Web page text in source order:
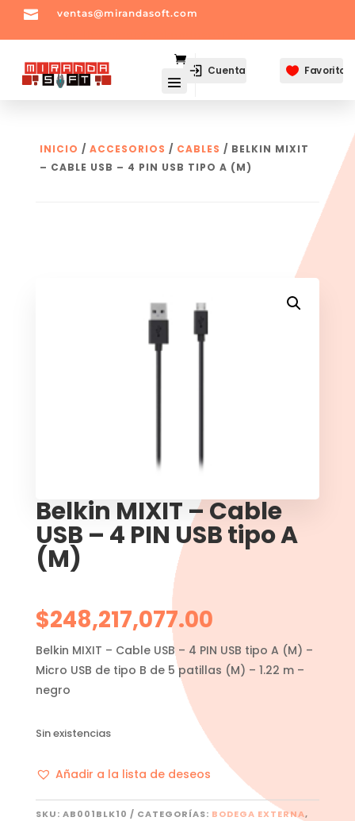
 ventas@mirandasoft.com
Cuenta  Favoritos
INICIO / ACCESORIOS / CABLES / BELKIN MIXIT
– CABLE USB – 4 PIN USB TIPO A (M)
Belkin MIXIT – Cable
USB – 4 PIN USB tipo A
(M)
$248,217,077.00
Belkin MIXIT – Cable USB – 4 PIN USB tipo A (M) –
Micro USB de tipo B de 5 patillas (M) – 1.22 m –
negro
Sin existencias
Añadir a la lista de deseos
SKU: AB001BLK10 CATEGORÍAS: BODEGA EXTERNA,